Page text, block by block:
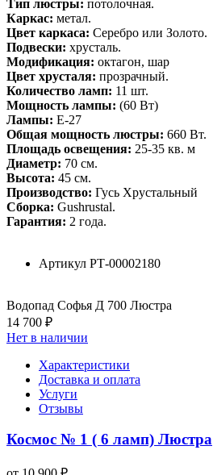
Тип люстры: потолочная.
Каркас: метал.
Цвет каркаса: Серебро или Золото.
Подвески: хрусталь.
Модификация: октагон, шар
Цвет хрусталя: прозрачный.
Количество ламп: 11 шт.
Мощность лампы: (60 Вт)
Лампы: Е-27
Общая мощность люстры: 660 Вт.
Площадь освещения: 25-35 кв. м
Диаметр: 70 см.
Высота: 45 см.
Производство: Гусь Хрустальный
Сборка: Gushrustal.
Гарантия: 2 года.
Артикул РТ-00002180
Водопад Софья Д 700 Люстра
14 700 ₽
Нет в наличии
Характеристики
Доставка и оплата
Услуги
Отзывы
Космос № 1 ( 6 ламп) Люстра